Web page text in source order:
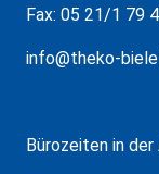
Fax: 05 21/1 79
info@theko-
Bürozeiten in